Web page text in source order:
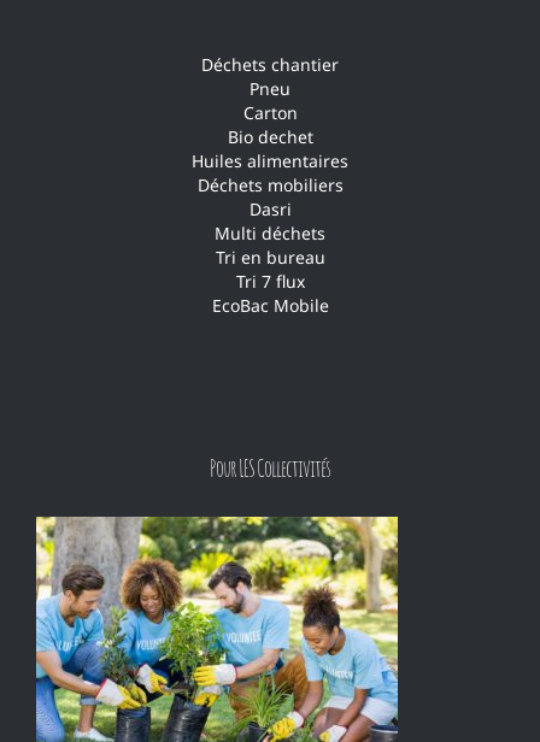
Déchets chantier
Pneu
Carton
Bio dechet
Huiles alimentaires
Déchets mobiliers
Dasri
Multi déchets
Tri en bureau
Tri 7 flux
EcoBac Mobile
Pour LES Collectivités